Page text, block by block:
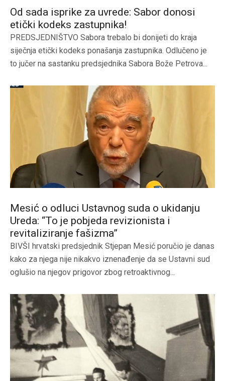
Od sada isprike za uvrede: Sabor donosi
etički kodeks zastupnika!
PREDSJEDNIŠTVO Sabora trebalo bi donijeti do kraja
siječnja etički kodeks ponašanja zastupnika. Odlučeno je
to jučer na sastanku predsjednika Sabora Bože Petrova...
Mesić o odluci Ustavnog suda o ukidanju
Ureda: “To je pobjeda revizionista i
revitaliziranje fašizma”
BIVŠI hrvatski predsjednik Stjepan Mesić poručio je danas
kako za njega nije nikakvo iznenađenje da se Ustavni sud
oglušio na njegov prigovor zbog retroaktivnog...